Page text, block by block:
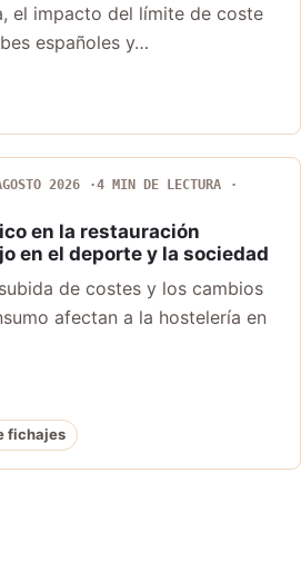
el impacto del límite de coste
españoles y…
2026
4 MIN DE LECTURA
en la restauración
en el deporte y la sociedad
de costes y los cambios
afectan a la hostelería en
fichajes